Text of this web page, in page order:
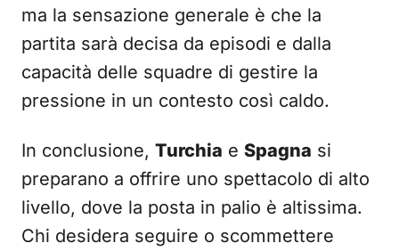
ma la sensazione generale è che la
partita sarà decisa da episodi e dalla
capacità delle squadre di gestire la
pressione in un contesto così caldo.
In conclusione, Turchia e Spagna si
preparano a offrire uno spettacolo di alto
livello, dove la posta in palio è altissima.
Chi desidera seguire o scommettere